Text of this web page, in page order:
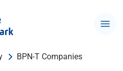
BPN-T Companies